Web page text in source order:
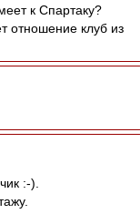
к Спартаку?
отношение клуб из
:-).